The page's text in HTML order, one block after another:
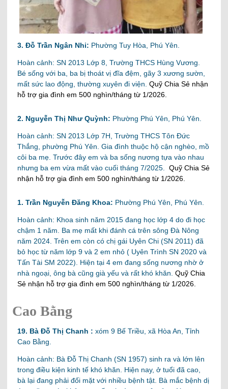
3. Đỗ Trần Ngân Nhi: Phường Tuy Hòa, Phú Yên.
Hoàn cảnh: SN 2013 Lớp 8, Trường THCS Hùng Vương.
Bé sống với ba, ba bị thoát vị đĩa đệm, gãy 3 xương sườn,
mất sức lao động, thường xuyên đi viện.Quỹ Chia Sẻ nhận
hỗ trợ gia đình em 500 nghìn/tháng từ 1/2026.
2. Nguyễn Thị Như Quỳnh: Phường Phú Yên, Phú Yên.
Hoàn cảnh: SN 2013 Lớp 7H, Trường THCS Tôn Đức
Thắng, phường Phú Yên. Gia đình thuộc hộ cận nghèo, mồ
côi ba mẹ. Trước đây em và ba sống nương tựa vào nhau
nhưng ba em vừa mất vào cuối tháng 7/2025.Quỹ Chia Sẻ
nhận hỗ trợ gia đình em 500 nghìn/tháng từ 1/2026.
1. Trần Nguyễn Đăng Khoa: Phường Phú Yên, Phú Yên.
Hoàn cảnh: Khoa sinh năm 2015 đang học lớp 4 do đi học
chậm 1 năm. Ba mẹ mất khi đánh cá trên sông Đà Nông
năm 2024. Trên em còn có chị gái Uyên Chi (SN 2011) đã
bỏ học từ năm lớp 9 và 2 em nhỏ ( Uyên Trình SN 2020 và
Tấn Tài SM 2022). Hiện tại 4 em đang sống nương nhờ ở
nhà ngoại, ông bà cũng già yếu và rất khó khăn.Quỹ Chia
Sẻ nhận hỗ trợ gia đình em 500 nghìn/tháng từ 1/2026.
Cao Bằng
19. Bà Đỗ Thị Chanh : xóm 9 Bế Triều, xã Hòa An, Tỉnh
Cao Bằng.
Hoàn cảnh: Bà Đỗ Thị Chanh (SN 1957) sinh ra và lớn lên
trong điều kiện kinh tế khó khăn. Hiện nay, ở tuổi đã cao,
bà lại đang phải đối mặt với nhiều bệnh tật. Bà mắc bệnh dị